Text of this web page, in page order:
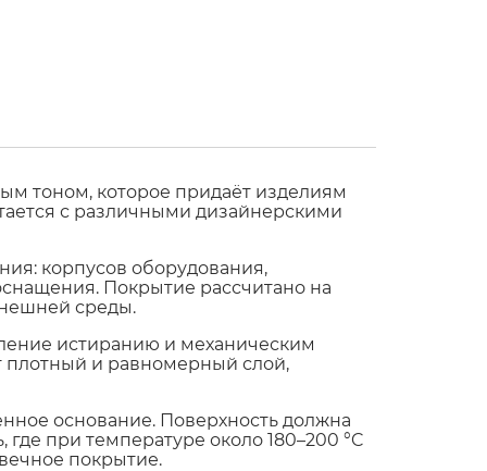
тоном, которое придаёт изделиям
с различными дизайнерскими
корпусов оборудования,
Покрытие рассчитано на
среды.
истиранию и механическим
плотный и равномерный слой,
основание. Поверхность должна
при температуре около 180–200 °C
покрытие.